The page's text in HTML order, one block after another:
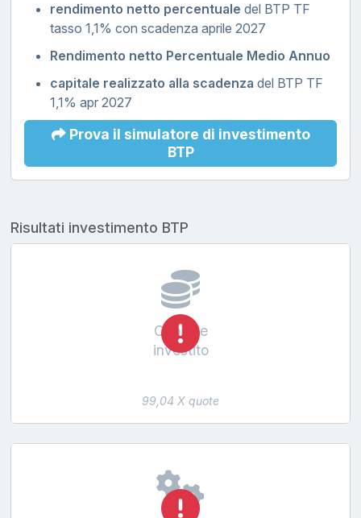
rendimento netto percentuale del BTP TF
tasso 1,1% con scadenza aprile 2027
Rendimento netto Percentuale Medio Annuo
capitale realizzato alla scadenza del BTP TF
1,1% apr 2027
Prova il simulatore di investimento
BTP
Risultati investimento BTP
Capitale
investito
99,04 X quote